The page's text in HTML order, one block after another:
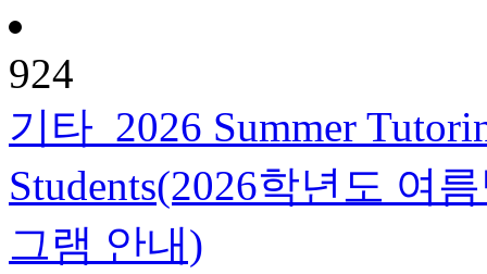
924
기타 2026 Summer
Students(2026학년도 여
그램 안내)